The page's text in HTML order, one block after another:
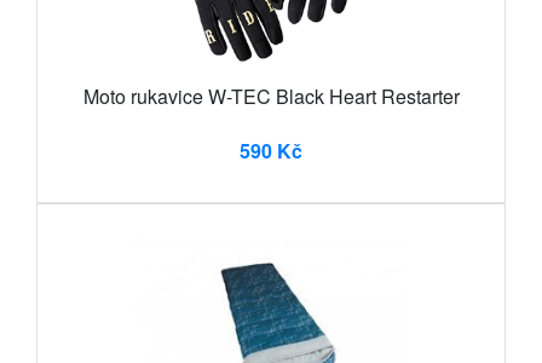
Moto rukavice W-TEC Black Heart Restarter
590 Kč